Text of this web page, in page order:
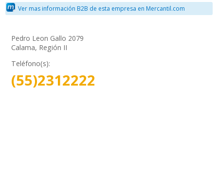
Ver mas información B2B de esta empresa en Mercantil.com
Pedro Leon Gallo 2079
Calama, Región II
Teléfono(s):
(55)2312222